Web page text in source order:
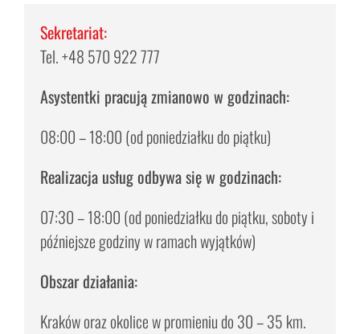
Sekretariat:
Tel. +48 570 922 777
Asystentki pracują zmianowo w godzinach:
08:00 – 18:00 (od poniedziałku do piątku)
Realizacja usług odbywa się w godzinach:
07:30 – 18:00 (od poniedziałku do piątku, soboty i
późniejsze godziny w ramach wyjątków)
Obszar działania:
Kraków oraz okolice w promieniu do 30 – 35 km.